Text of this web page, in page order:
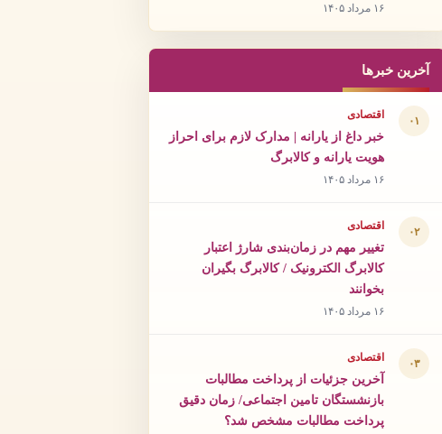
۱۶ مرداد ۱۴۰۵
آخرین خبرها
۰۱ اقتصادی
خبر داغ از یارانه | مدارک لازم برای احراز
هویت یارانه و کالابرگ
۱۶ مرداد ۱۴۰۵
۰۲ اقتصادی
تغییر مهم در زمان‌بندی شارژ اعتبار
کالابرگ الکترونیک / کالابرگ بگیران
بخوانند
۱۶ مرداد ۱۴۰۵
۰۳ اقتصادی
آخرین جزئیات از پرداخت مطالبات
بازنشستگان تامین اجتماعی/ زمان دقیق
پرداخت مطالبات مشخص شد؟